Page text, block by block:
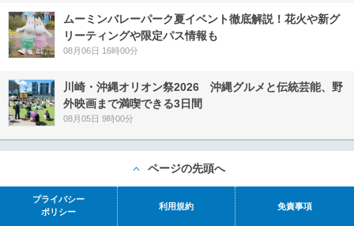
ムーミンバレーパーク夏イベント徹底解説！花火や新グ
リーティングや限定パス情報も
08月06日 16時00分
川崎・沖縄オリオン祭2026 沖縄グルメと伝統芸能、野
外映画まで満喫できる3日間
08月05日 9時00分
ページの先頭へ
プライバシー
ポリシー
利用規約 免責事項